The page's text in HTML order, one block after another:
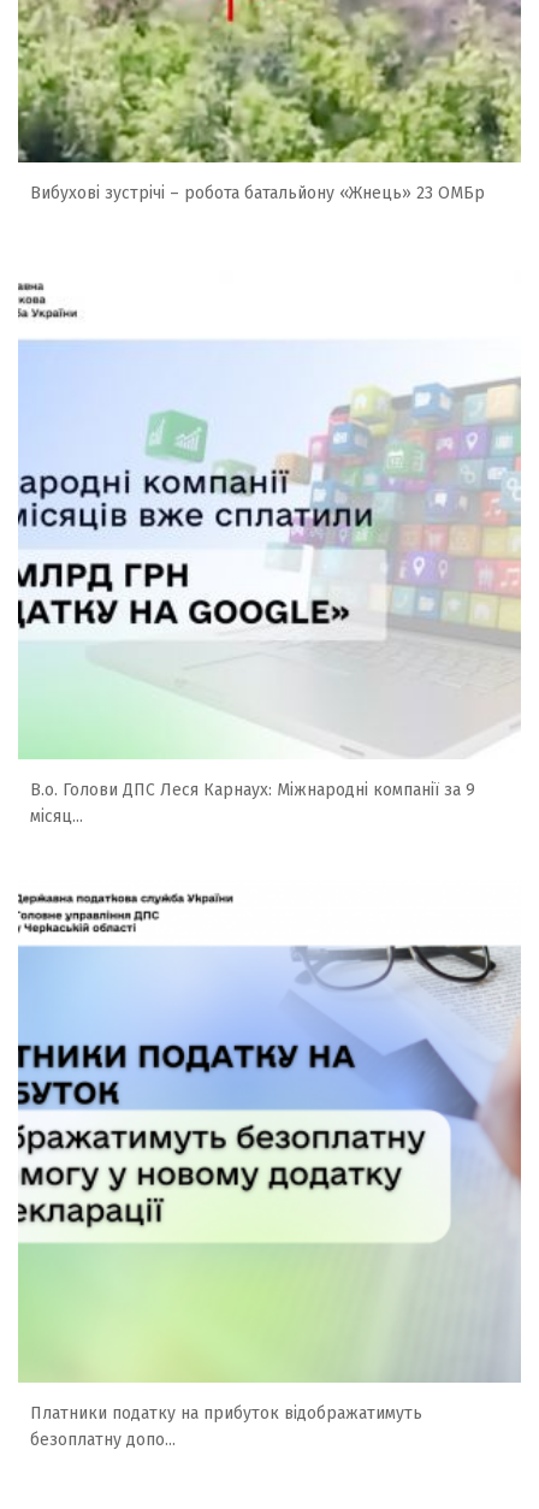
Вибухові зустрічі – робота батальйону «Жнець» 23 ОМБр
В.о. Голови ДПС Леся Карнаух: Міжнародні компанії за 9
місяц...
Платники податку на прибуток відображатимуть
безоплатну допо...